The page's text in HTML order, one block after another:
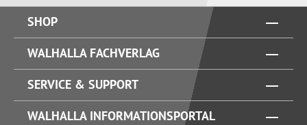
SHOP
WALHALLA FACHVERLAG
SERVICE & SUPPORT
WALHALLA INFORMATIONSPORTAL